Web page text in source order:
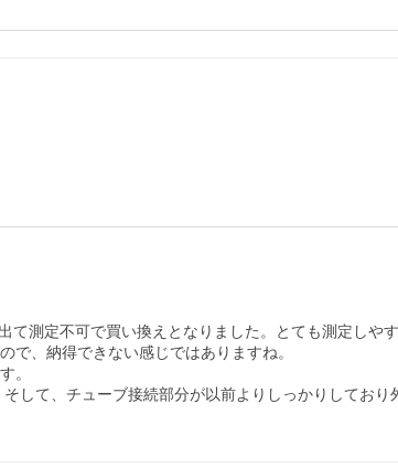
測定不可で買い換えとなりました。とても測定しや
、納得できない感じではありますね。
。
して、チューブ接続部分が以前よりしっかりしており